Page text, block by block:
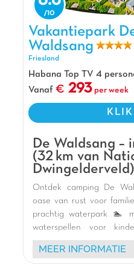
De mening
De
vakantiepark dichtbij
op het plezier van de
theater waar iedere
gespeeld. Het
mooie, recente
Theatershows met
Vakantiepark De Waldsang,
Vakantiepark
Waldsang
Friesland
Habana Top TV 4
Vanaf
293 per week
KLIK
De Waldsang –
(32 km van
Dwingelderveld)
Ontdek camping De
oase van rust voor
prachtig waterpark 🏊
waterspellen voor
buitenzwembad. Jonge
zijn op de vele binnen-
MEER INFORMATIE